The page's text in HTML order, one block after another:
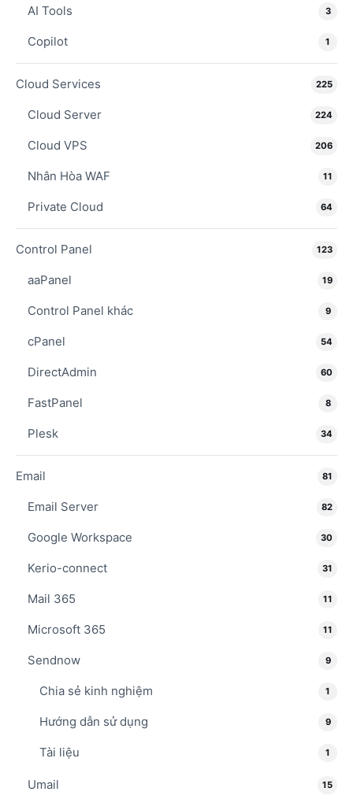
AI Tools 3
Copilot 1
Cloud Services 225
Cloud Server 224
Cloud VPS 206
Nhân Hòa WAF 11
Private Cloud 64
Control Panel 123
aaPanel 19
Control Panel khác 9
cPanel 54
DirectAdmin 60
FastPanel 8
Plesk 34
Email 81
Email Server 82
Google Workspace 30
Kerio-connect 31
Mail 365 11
Microsoft 365 11
Sendnow 9
Chia sẻ kinh nghiệm 1
Hướng dẫn sử dụng 9
Tài liệu 1
Umail 15